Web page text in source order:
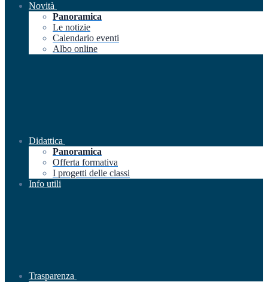
Novità
Panoramica
Le notizie
Calendario eventi
Albo online
Didattica
Panoramica
Offerta formativa
I progetti delle classi
Info utili
Trasparenza